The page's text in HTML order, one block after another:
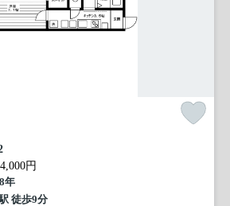
円
年
徒歩9分